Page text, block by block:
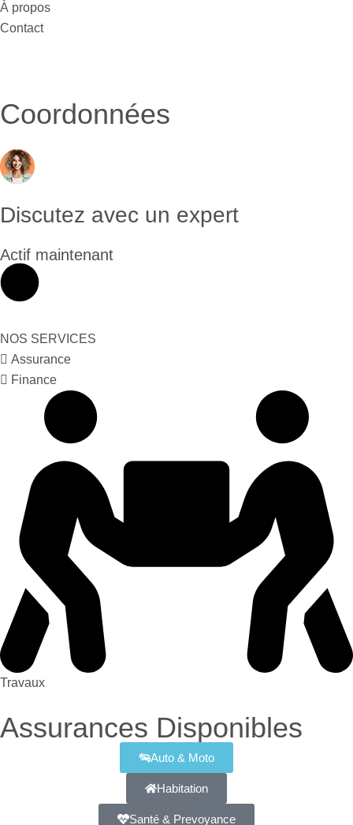
À propos
Contact
Coordonnées
Discutez avec un expert
Actif maintenant
NOS SERVICES
Assurance
Finance
Travaux
Assurances Disponibles
Auto & Moto
Habitation
Santé & Prevoyance